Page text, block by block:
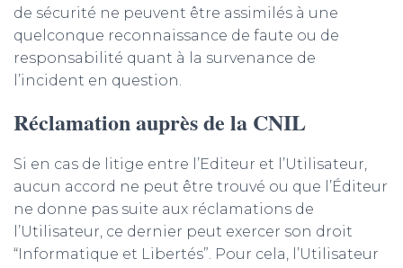
de sécurité ne peuvent être assimilés à une
quelconque reconnaissance de faute ou de
responsabilité quant à la survenance de
l’incident en question.
Réclamation auprès de la CNIL
Si en cas de litige entre l’Editeur et l’Utilisateur,
aucun accord ne peut être trouvé ou que l’Éditeur
ne donne pas suite aux réclamations de
l’Utilisateur, ce dernier peut exercer son droit
“Informatique et Libertés”. Pour cela, l’Utilisateur